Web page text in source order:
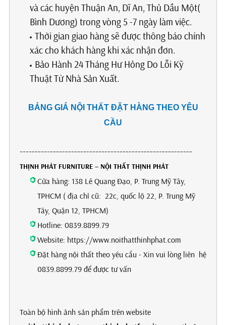
và các huyện Thuận An, Dĩ An, Thủ Dầu Một(
Bình Dương) trong vòng 5 -7 ngày làm việc.
Thời gian giao hàng sẽ được thông báo chính
xác cho khách hàng khi xác nhận đơn.
Bảo Hành 24 Tháng Hư Hỏng Do Lỗi Kỹ
Thuật Từ Nhà Sản Xuất.
BẢNG GIÁ NỘI THẤT ĐẶT HÀNG THEO YÊU
CẦU
---------------------------------------------------------
THỊNH PHÁT FURNITURE – NỘI THẤT THỊNH PHÁT
Cửa hàng: 138 Lê Quang Đạo, P. Trung Mỹ Tây,
TPHCM ( địa chỉ cũ: 22c, quốc lộ 22, P. Trung Mỹ
Tây, Quận 12, TPHCM)
Hotline: 0839.8899.79
Website: https://www.noithatthinhphat.com
Đặt hàng nội thất theo yêu cầu - Xin vui lòng liên hệ
0839.8899.79 để được tư vấn
Toàn bộ hình ảnh sản phẩm trên website